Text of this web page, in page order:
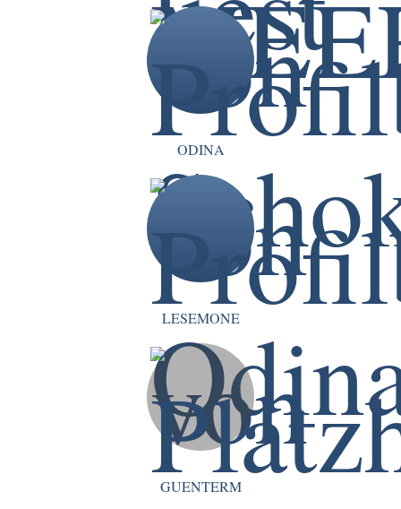
ODINA
LESEMONE
GUENTERM